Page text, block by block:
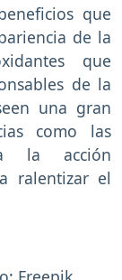
que
de la
que
de la
una gran
como las
la acción
ralentizar el